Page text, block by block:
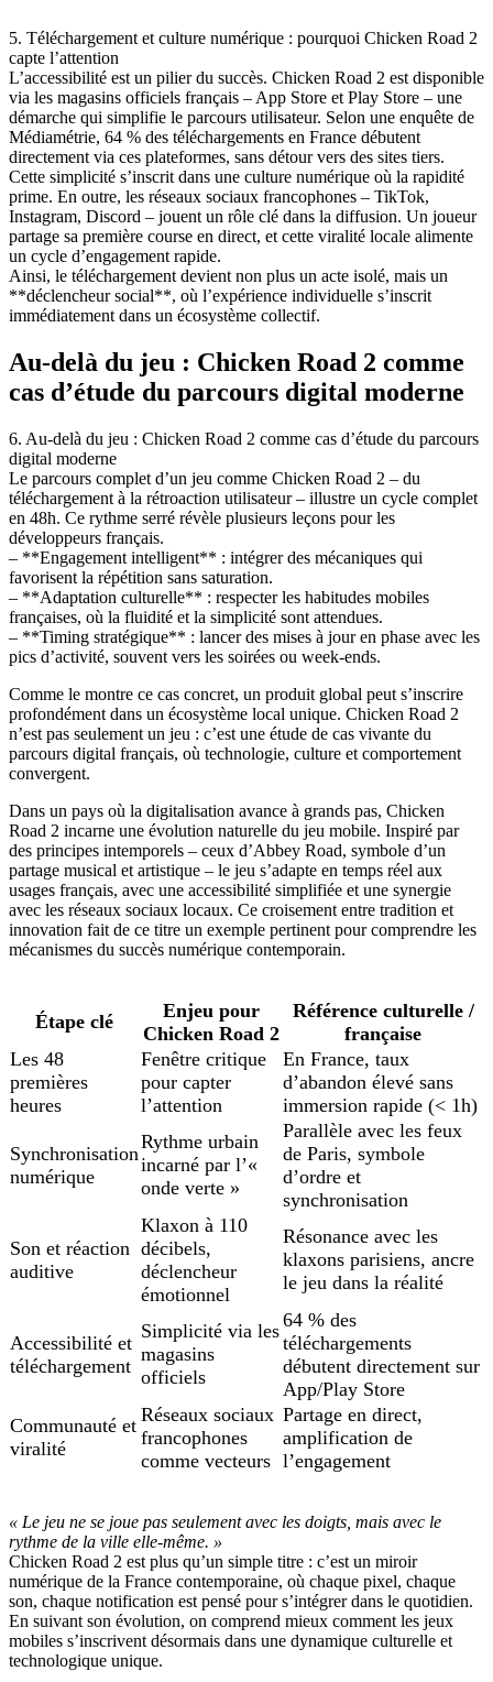
5. Téléchargement et culture numérique : pourquoi Chicken Road 2
capte l’attention
L’accessibilité est un pilier du succès. Chicken Road 2 est disponible
via les magasins officiels français – App Store et Play Store – une
démarche qui simplifie le parcours utilisateur. Selon une enquête de
Médiamétrie, 64 % des téléchargements en France débutent
directement via ces plateformes, sans détour vers des sites tiers.
Cette simplicité s’inscrit dans une culture numérique où la rapidité
prime. En outre, les réseaux sociaux francophones – TikTok,
Instagram, Discord – jouent un rôle clé dans la diffusion. Un joueur
partage sa première course en direct, et cette viralité locale alimente
un cycle d’engagement rapide.
Ainsi, le téléchargement devient non plus un acte isolé, mais un
**déclencheur social**, où l’expérience individuelle s’inscrit
immédiatement dans un écosystème collectif.
Au-delà du jeu : Chicken Road 2 comme
cas d’étude du parcours digital moderne
6. Au-delà du jeu : Chicken Road 2 comme cas d’étude du parcours
digital moderne
Le parcours complet d’un jeu comme Chicken Road 2 – du
téléchargement à la rétroaction utilisateur – illustre un cycle complet
en 48h. Ce rythme serré révèle plusieurs leçons pour les
développeurs français.
– **Engagement intelligent** : intégrer des mécaniques qui
favorisent la répétition sans saturation.
– **Adaptation culturelle** : respecter les habitudes mobiles
françaises, où la fluidité et la simplicité sont attendues.
– **Timing stratégique** : lancer des mises à jour en phase avec les
pics d’activité, souvent vers les soirées ou week-ends.
Comme le montre ce cas concret, un produit global peut s’inscrire
profondément dans un écosystème local unique. Chicken Road 2
n’est pas seulement un jeu : c’est une étude de cas vivante du
parcours digital français, où technologie, culture et comportement
convergent.
Dans un pays où la digitalisation avance à grands pas, Chicken
Road 2 incarne une évolution naturelle du jeu mobile. Inspiré par
des principes intemporels – ceux d’Abbey Road, symbole d’un
partage musical et artistique – le jeu s’adapte en temps réel aux
usages français, avec une accessibilité simplifiée et une synergie
avec les réseaux sociaux locaux. Ce croisement entre tradition et
innovation fait de ce titre un exemple pertinent pour comprendre les
mécanismes du succès numérique contemporain.
Étape clé
Enjeu pour
Chicken Road 2
Référence culturelle /
française
Les 48
premières
heures
Fenêtre critique
pour capter
l’attention
En France, taux
d’abandon élevé sans
immersion rapide (< 1h)
Synchronisation
numérique
Rythme urbain
incarné par l’«
onde verte »
Parallèle avec les feux
de Paris, symbole
d’ordre et
synchronisation
Son et réaction
auditive
Klaxon à 110
décibels,
déclencheur
émotionnel
Résonance avec les
klaxons parisiens, ancre
le jeu dans la réalité
Accessibilité et
téléchargement
Simplicité via les
magasins
officiels
64 % des
téléchargements
débutent directement sur
App/Play Store
Communauté et
viralité
Réseaux sociaux
francophones
comme vecteurs
Partage en direct,
amplification de
l’engagement
« Le jeu ne se joue pas seulement avec les doigts, mais avec le
rythme de la ville elle-même. »
Chicken Road 2 est plus qu’un simple titre : c’est un miroir
numérique de la France contemporaine, où chaque pixel, chaque
son, chaque notification est pensé pour s’intégrer dans le quotidien.
En suivant son évolution, on comprend mieux comment les jeux
mobiles s’inscrivent désormais dans une dynamique culturelle et
technologique unique.